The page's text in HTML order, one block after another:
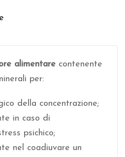
alimentare contenente
per:
della concentrazione;
in caso di
psichico;
nel coadiuvare un